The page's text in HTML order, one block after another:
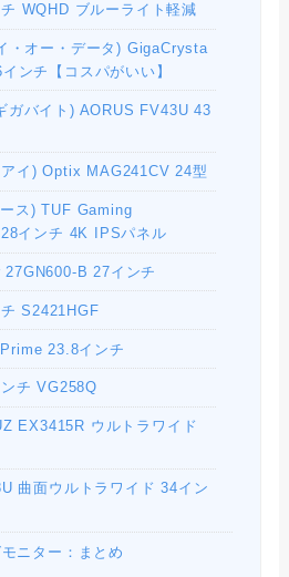
WQHD ブルーライト軽減
・オー・データ) GigaCrysta
ンチ【コスパがいい】
ガバイト) AORUS FV43U 43
イ) Optix MAG241CV 24型
ス) TUF Gaming
インチ 4K IPSパネル
B 27インチ
S2421HGF
23.8インチ
チ VG258Q
EX3415R ウルトラワイド
曲面ウルトラワイド 34イン
ニター：まとめ